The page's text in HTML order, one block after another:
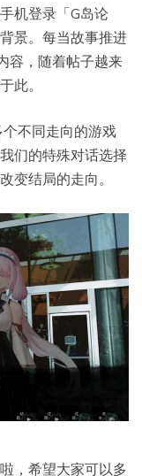
机登录「G岛论
景。每当故事推进
容，随着帖子越来
此。
不同走向的游戏
们的特殊对话选择
变结局的走向。
，希望大家可以多